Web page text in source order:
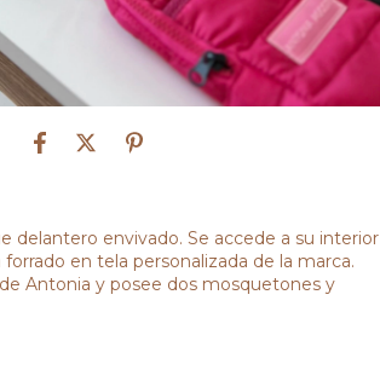
delantero envivado. Se accede a su interior
en tela personalizada de la marca.
Antonia y posee dos mosquetones y